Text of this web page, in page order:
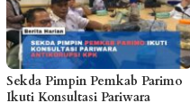
Sekda Pimpin Pemkab Parimo
Ikuti Konsultasi Pariwara